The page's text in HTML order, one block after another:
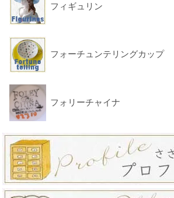
フィギュリン
フォーチュンテリングカップ
フォリーチャイナ